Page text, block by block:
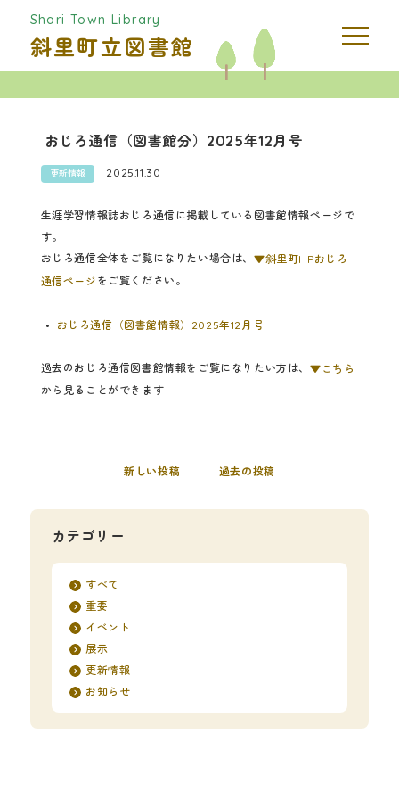
Shari Town Library
斜里町立図書館
おじろ通信（図書館分）2025年12月号
更新情報 2025.11.30
生涯学習情報誌おじろ通信に掲載している図書館情報ページで
す。
おじろ通信全体をご覧になりたい場合は、 ▼斜里町HPおじろ
通信ページ をご覧ください。
おじろ通信（図書館情報）2025年12月号
過去のおじろ通信図書館情報をご覧になりたい方は、 ▼こちら
から見ることができます
新しい投稿 過去の投稿
カテゴリー
すべて
重要
イベント
展示
更新情報
お知らせ